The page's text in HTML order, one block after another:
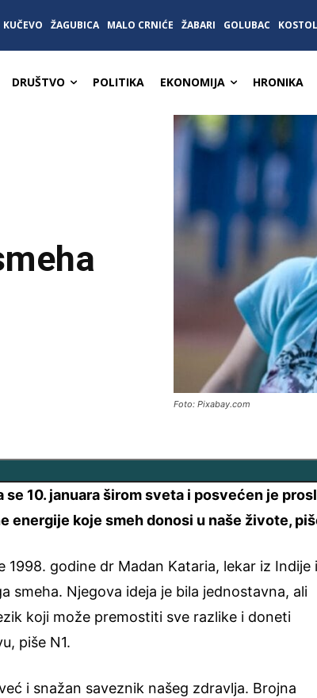
KUČEVO ŽAGUBICA MALO CRNIĆE ŽABARI GOLUBAC
DRUŠTVO POLITIKA EKONOMIJA HRONIKA
Foto: Pixabay.com
10. januara širom sveta i posvećen je
energije koje smeh donosi u naše živote,
1998. godine dr Madan Kataria, lekar iz Indije i
smeha. Njegova ideja je bila jednostavna, ali
koji može premostiti sve razlike i doneti
piše N1.
i snažan saveznik našeg zdravlja. Brojna